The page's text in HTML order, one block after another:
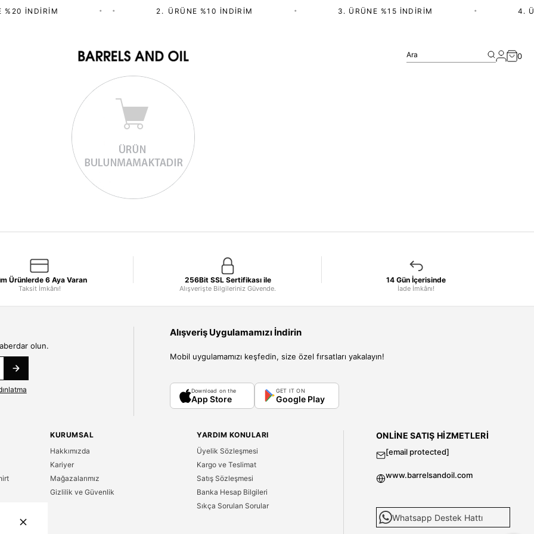
%20 İNDIRIM 2.⁠ ⁠ÜRÜNE %10 İNDIRIM 3. ÜRÜNE %15 İNDIRIM 4.
Ara 0
Ürünlerde 6 Aya Varan
Taksit İmkânı!
256Bit SSL Sertifikası ile
Alışverişte Bilgileriniz Güvende.
14 Gün İçerisinde
İade İmkânı!
olun.
Alışveriş Uygulamamızı İndirin
Mobil uygulamamızı keşfedin, size özel fırsatları yakalayın!
Download on the
App Store
GET IT ON
Google Play
KURUMSAL
Hakkımızda
Kariyer
Mağazalarımız
Gizlilik ve Güvenlik
YARDIM KONULARI
Üyelik Sözleşmesi
Kargo ve Teslimat
Satış Sözleşmesi
Banka Hesap Bilgileri
Sıkça Sorulan Sorular
ONLINE SATIŞ HIZMETLERI
[email protected]
www.barrelsandoil.com
Whatsapp Destek Hattı